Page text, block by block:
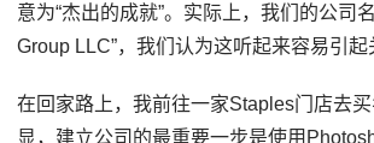
意为“杰出的成就”。实际上，我们的公司
Group LLC”，我们认为这听起来容易引起
在回家路上，我前往一家Staples门店去
显，建立公司的最重要一步是使用